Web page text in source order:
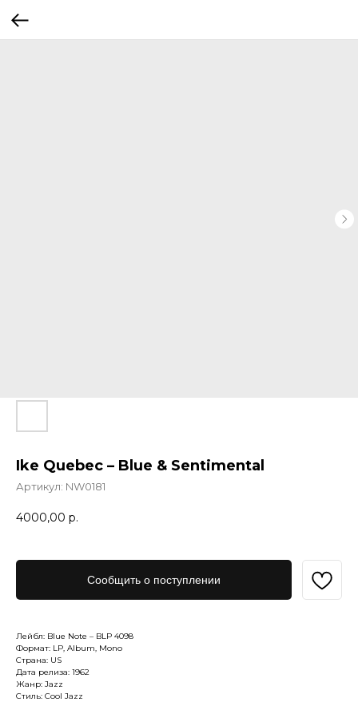
Ike Quebec – Blue & Sentimental
Артикул: NW0181
4000,00 р.
Сообщить о поступлении
Лейбл: Blue Note – BLP 4098
Формат: LP, Album, Mono
Страна: US
Дата релиза: 1962
Жанр: Jazz
Стиль: Cool Jazz